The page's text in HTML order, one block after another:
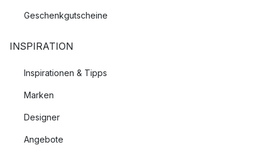
Geschenkgutscheine
INSPIRATION
Inspirationen & Tipps
Marken
Designer
Angebote